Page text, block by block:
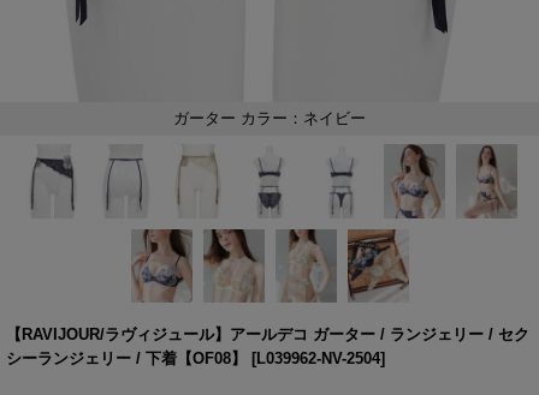
【RAVIJOUR/ラヴィジュール】アールデコ ガーター / ランジェリー / セク
シーランジェリー / 下着【OF08】
[ L039962-NV-2504]